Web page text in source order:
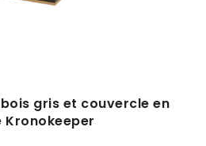
gris et couvercle en